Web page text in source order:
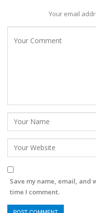
Your email
Save my name, email, and
time I comment.